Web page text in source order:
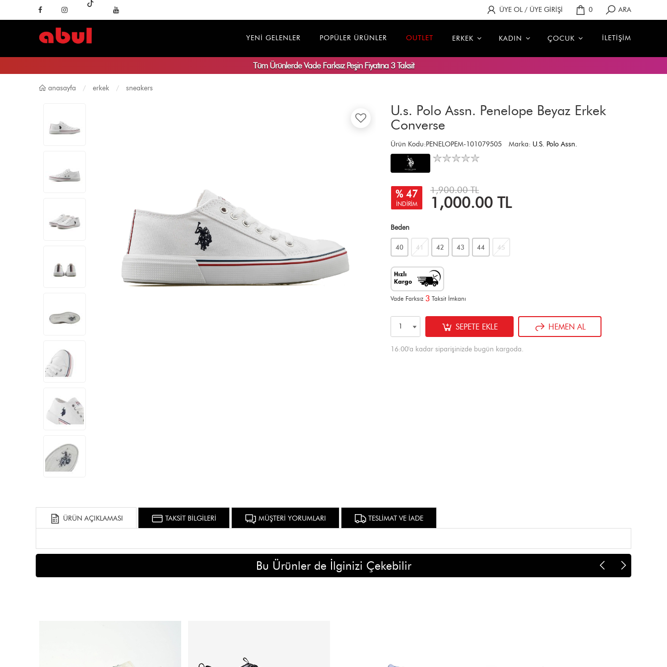
ÜYE OL / ÜYE GİRİŞİ 0 ARA
YENİ GELENLER POPÜLER ÜRÜNLER OUTLET ERKEK KADIN ÇOCUK İLETİŞİM
Tüm ÜrünlerdeVade FarksızPeşin Fiyatına 3 Taksit
anasayfa erkek sneakers
U.s. Polo Assn. Penelope Beyaz Erkek
Converse
Ürün Kodu:PENELOPEM-101079505 Marka: U.S. Polo Assn.
% 47
İNDİRİM
1,900.00 TL
1,000.00 TL
Beden
40 41 42 43 44 45
Vade Farksız 3 Taksit İmkanı
SEPETE EKLE HEMEN AL
16:00'a kadar siparişinizde bugün kargoda.
ÜRÜN AÇIKLAMASI TAKSİT BİLGİLERİ MÜŞTERİ YORUMLARI TESLİMAT VE İADE
Bu Ürünler de İlginizi Çekebilir